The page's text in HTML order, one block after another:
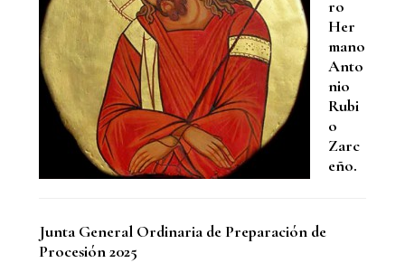
ro
Her
mano
Anto
nio
Rubi
o
Zarc
eño.
Junta General Ordinaria de Preparación de
Procesión 2025